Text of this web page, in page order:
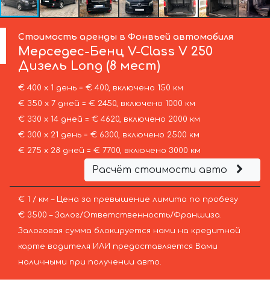
Стоимость аренды в Фонвьей автомобиля
Мерседес-Бенц V-Class V 250
Дизель Long (8 мест)
€ 400 х 1 день = € 400, включено 150 км
€ 350 х 7 дней = € 2450, включено 1000 км
€ 330 х 14 дней = € 4620, включено 2000 км
€ 300 х 21 день = € 6300, включено 2500 км
€ 275 х 28 дней = € 7700, включено 3000 км
Расчёт стоимости авто
€ 1 / км – Цена за превышение лимита по пробегу
€ 3500 – Залог/Ответственность/Франшиза.
Залоговая сумма блокируется нами на кредитной
карте водителя ИЛИ предоставляется Вами
наличными при получении авто.